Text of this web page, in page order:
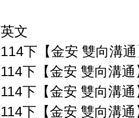
英文
114下【金安 雙向溝
114下【金安 雙向溝
114下【金安 雙向溝
114下【金安 雙向溝